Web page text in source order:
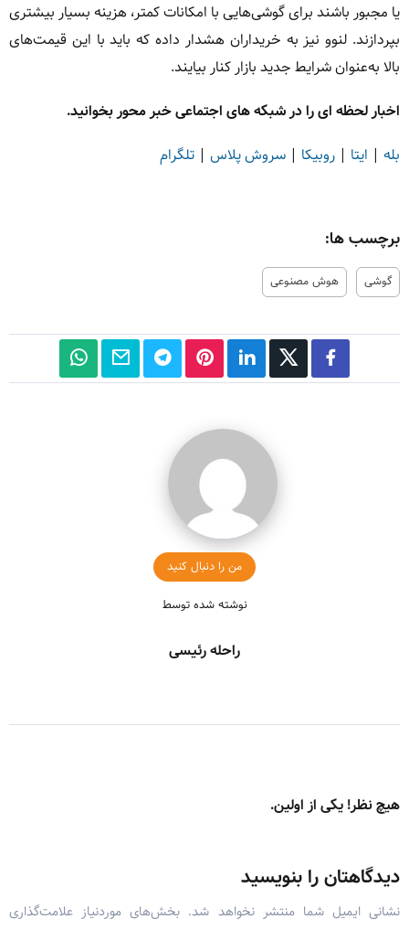
یا مجبور باشند برای گوشی‌هایی با امکانات کمتر، هزینه بسیار بیشتری
بپردازند. لنوو نیز به خریداران هشدار داده که باید با این قیمت‌های
بالا به‌عنوان شرایط جدید بازار کنار بیایند.
اخبار لحظه ای را در شبکه های اجتماعی خبر محور بخوانید.
بله | ایتا | روبیکا | سروش پلاس | تلگرام
برچسب ها:
گوشی هوش مصنوعی
من را دنبال کنید
نوشته شده توسط
راحله رئیسی
هیچ نظر! یکی از اولین.
دیدگاهتان را بنویسید
نشانی ایمیل شما منتشر نخواهد شد. بخش‌های موردنیاز علامت‌گذاری